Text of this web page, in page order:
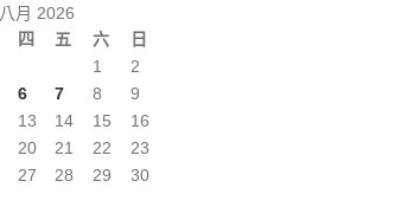
八月 2026
四 五 六 日
1
2
6 7 8
9
13 14 15
16
20 21 22
23
27 28 29
30